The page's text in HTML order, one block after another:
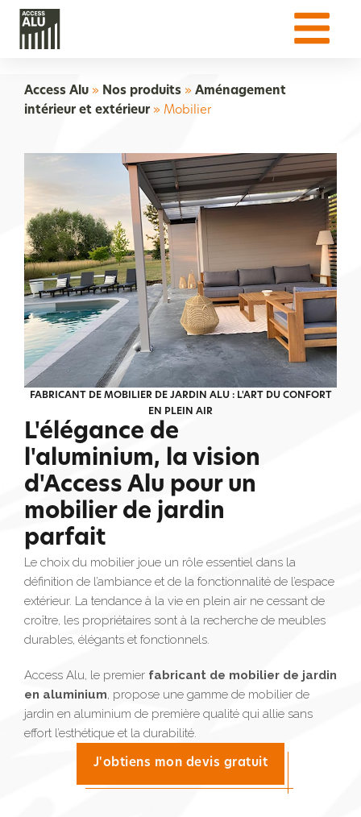
Access Alu » Nos produits » Aménagement
intérieur et extérieur » Mobilier
FABRICANT DE MOBILIER DE JARDIN ALU : L'ART DU CONFORT
EN PLEIN AIR
L'élégance de
l'aluminium, la vision
d'Access Alu pour un
mobilier de jardin
parfait
Le choix du mobilier joue un rôle essentiel dans la
définition de l’ambiance et de la fonctionnalité de l’espace
extérieur. La tendance à la vie en plein air ne cessant de
croître, les propriétaires sont à la recherche de meubles
durables, élégants et fonctionnels.
Access Alu, le premier fabricant de mobilier de jardin
en aluminium, propose une gamme de mobilier de
jardin en aluminium de première qualité qui allie sans
effort l’esthétique et la durabilité.
J'obtiens mon devis gratuit